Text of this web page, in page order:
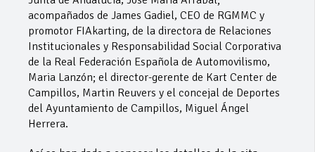
acompañados de James Gadiel, CEO de RGMMC y
promotor FIAkarting, de la directora de Relaciones
Institucionales y Responsabilidad Social Corporativa
de la Real Federación Española de Automovilismo,
Maria Lanzón; el director-gerente de Kart Center de
Campillos, Martin Reuvers y el concejal de Deportes
del Ayuntamiento de Campillos, Miguel Ángel
Herrera.